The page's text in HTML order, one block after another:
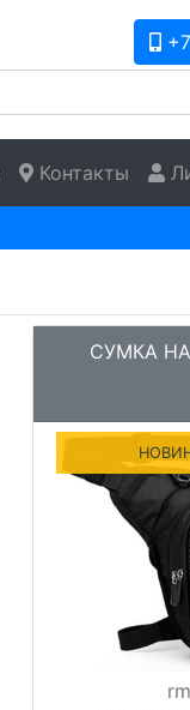
Контакты
СУМКА
rm